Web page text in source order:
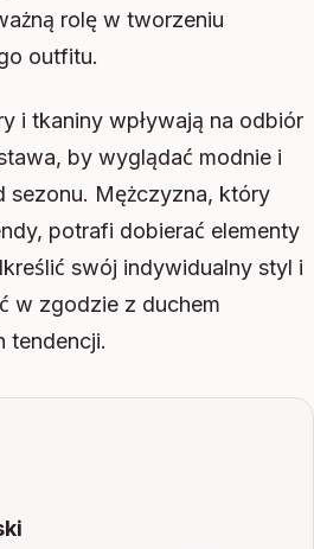
rolę w tworzeniu
outfitu.
i tkaniny wpływają na odbiór
by wyglądać modnie i
sezonu. Mężczyzna, który
potrafi dobierać elementy
swój indywidualny styl i
w zgodzie z duchem
tendencji.